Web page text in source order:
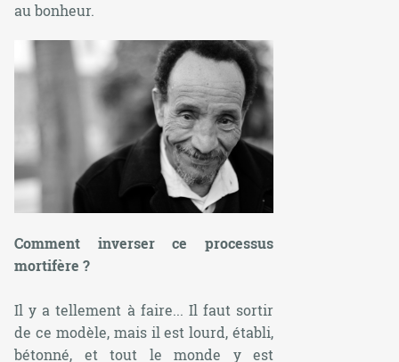
au bonheur.
Comment inverser ce processus
mortifère ?
Il y a tellement à faire... Il faut sortir
de ce modèle, mais il est lourd, établi,
bétonné, et tout le monde y est